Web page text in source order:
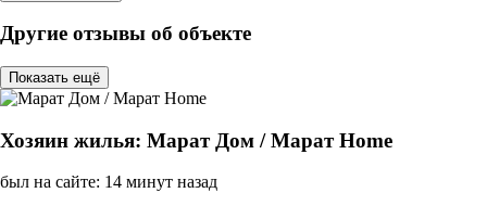
Другие отзывы об объекте
Показать ещё
Хозяин жилья: Марат Дом / Марат Home
был на сайте: 14 минут назад